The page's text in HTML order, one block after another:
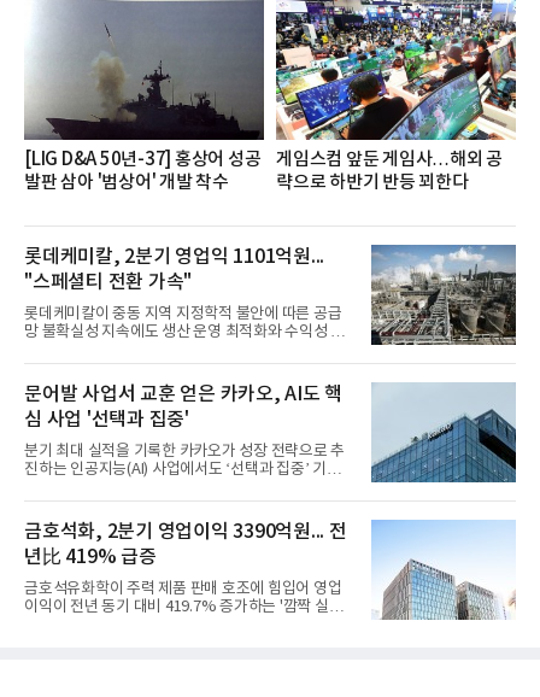
쳐 진행됐다.참고로 새로이(e)는 NH농협캐피탈 MZ
세대들로(과장~계장) 구성된 자율 참여조직으로, 조
직문화 혁신과 업무 효율성 향상을 위한 다양한 활동
을 추진하며,새로운 변화와 이로운 영향력을 조직전
반에 전파하는 역할
[LIG D&A 50년-37] 홍상어 성공
발판 삼아 '범상어' 개발 착수
게임스컴 앞둔 게임사…해외 공
략으로 하반기 반등 꾀한다
롯데케미칼, 2분기 영업익 1101억원...
"스페셜티 전환 가속"
롯데케미칼이 중동 지역 지정학적 불안에 따른 공급
망 불확실성 지속에도 생산 운영 최적화와 수익성 중
어갔다.롯데케미칼이 2026년 2분기 연결 기준 매출
액 5조6864억원, 영업이익 1101억원을 기록했다고 7
일 밝혔다. 사업별로는 기초화학 부문(롯데케미칼 기
초소재사업·LC타이탄·LC USA·롯데대산석화)이 매
출 3조9403억원, 영업이익 23억원을 기록했다. 정기
보수 영향과 원료 가격 변동에 따른 래깅 효과로 전분
기 대비 수익성은 둔화됐지만 흑자 전환 흐름을 유지
우호적인 환율 효과
문어발 사업서 교훈 얻은 카카오, AI도 핵
심 사업 '선택과 집중'
분기 최대 실적을 기록한 카카오가 성장 전략으로 추
진하는 인공지능(AI) 사업에서도 ‘선택과 집중’ 기조
라 투자에 나서는 것과 달리, 카카오는 ‘카카오톡’이
라는 플랫폼 경쟁력을 활용한 AI 에이전트 서비스에
집중하는 전략이다. 과거 무리한 사업 확장 과정에서
겪었던 시행착오를 되풀이하지 않고 핵심 역량에 집
중하겠다는 취지로 풀이된다.7일 업계에 따르면 카카
오는 올해 2분기 연결 기준 매출 2조985억원, 영업이
익 2770억원을 기록했다. 전년 동기 대비 매출과 영업
금호석화, 2분기 영업이익 3390억원... 전
년比 419% 급증
금호석유화학이 주력 제품 판매 호조에 힘입어 영업
이익이 전년 동기 대비 419.7% 증가하는 '깜짝 실